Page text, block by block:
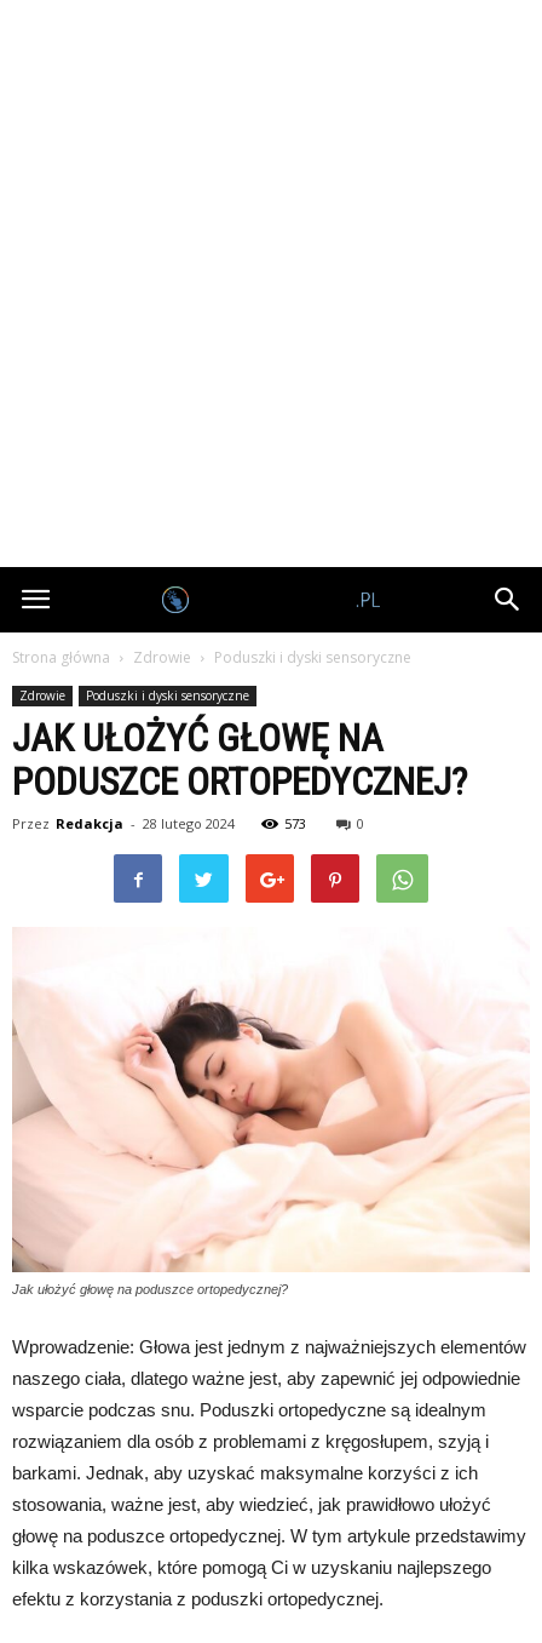
Nagrodobiorcy.pl
Strona główna Zdrowie Poduszki i dyski sensoryczne
Zdrowie Poduszki i dyski sensoryczne
JAK UŁOŻYĆ GŁOWĘ NA
PODUSZCE ORTOPEDYCZNEJ?
Przez Redakcja - 28 lutego 2024 573 0
Jak ułożyć głowę na poduszce ortopedycznej?
Wprowadzenie: Głowa jest jednym z najważniejszych elementów
naszego ciała, dlatego ważne jest, aby zapewnić jej odpowiednie
wsparcie podczas snu. Poduszki ortopedyczne są idealnym
rozwiązaniem dla osób z problemami z kręgosłupem, szyją i
barkami. Jednak, aby uzyskać maksymalne korzyści z ich
stosowania, ważne jest, aby wiedzieć, jak prawidłowo ułożyć
głowę na poduszce ortopedycznej. W tym artykule przedstawimy
kilka wskazówek, które pomogą Ci w uzyskaniu najlepszego
efektu z korzystania z poduszki ortopedycznej.